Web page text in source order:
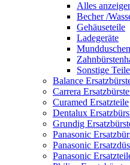
Alles
Becher /
Gehäuseteile
Ladegeräte
Sonstige Teile
Balance
Carrera
Curamed Ersatzteile
Dentalux
Grundig
Panasonic
Panasonic
Panasonic